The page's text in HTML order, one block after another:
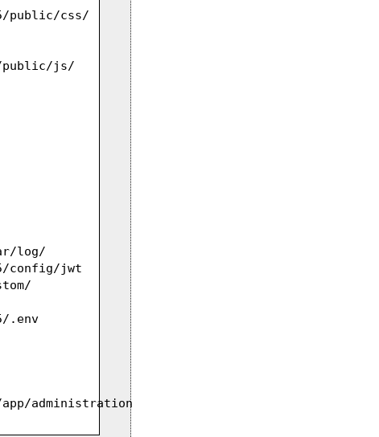
public/css/
public/js/
log/
config/jwt
.env
administration